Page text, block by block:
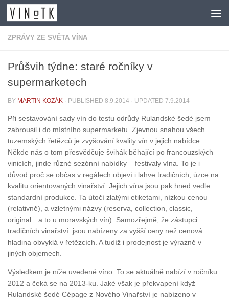
Skip to content
ZPRÁVY ZE SVĚTA VÍNA
Průšvih týdne: staré ročníky v
supermarketech
BY MARTIN KOZÁK · PUBLISHED 8.9.2014 · UPDATED 7.9.2014
Při sestavování sady vín do testu odrůdy Rulandské šedé jsem
zabrousil i do místního supermarketu. Zjevnou snahou všech
tuzemských řetězců je zvyšování kvality vín v jejich nabídce.
Někde nás o tom přesvědčuje švihák běhající po francouzských
vinicích, jinde různé sezónní nabídky – festivaly vína. To je i
důvod proč se občas v regálech objeví i lahve tradičních, úzce na
kvalitu orientovaných vinařství. Jejich vína jsou pak hned vedle
standardní produkce. Ta útočí zlatými etiketami, nízkou cenou
(relativně), a vzletnými názvy (reserva, collection, classic,
original…a to u moravských vín). Samozřejmě, že zástupci
tradičních vinařství jsou nabízeny za vyšší ceny než cenová
hladina obvyklá v řetězcích. A tudíž i prodejnost je výrazně v
jiných objemech.
Výsledkem je níže uvedené víno. To se aktuálně nabízí v ročníku
2012 a čeká se na 2013-ku. Jaké však je překvapení když
Rulandské šedé Cépage z Nového Vinařství je nabízeno v